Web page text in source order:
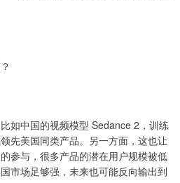
如中国的视频模型 Sedance 2，训练
先美国同类产品。另一方面，这也让
参与，很多产品的潜在用户规模被低
市场足够强，未来也可能反向输出到